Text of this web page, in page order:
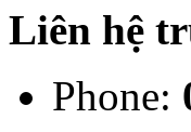
Liên hệ
Phone: